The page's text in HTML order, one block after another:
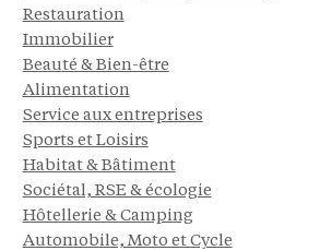
Restauration
Immobilier
Beauté & Bien-être
Alimentation
Service aux entreprises
Sports et Loisirs
Habitat & Bâtiment
Sociétal, RSE & écologie
Hôtellerie & Camping
Automobile, Moto et Cycle